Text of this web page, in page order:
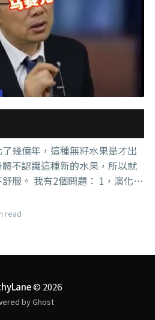
幾億年，這種無籽水果是才出
不認識這種新的水果，所以就
1，演化了
2，這傢伙導出來
read
© 2026
by Ghost